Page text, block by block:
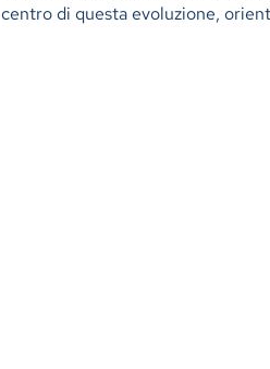
centro di questa evoluzione,